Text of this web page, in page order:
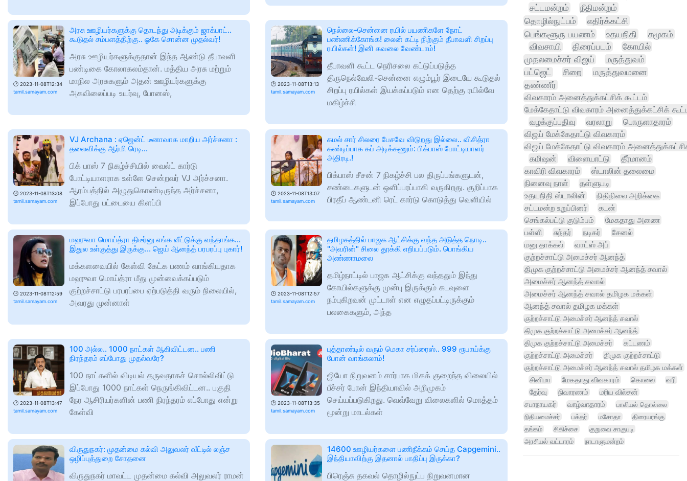
🕑 2023-11-08T12:34
tamil.samayam.com
அரசு ஊழியர்களுக்கு தொடந்து அடிக்கும் ஜாக்பாட்..
கூடுதல் சம்பளத்திற்கு.. ஓகே சொன்ன முதல்வர்!
அரசு ஊழியர்களுக்குதான் இந்த ஆண்டு தீபாவளி
பண்டிகை கோலாகலம்தான். மத்திய அரசு மற்றும்
மாநில அரசுகளும் அதன் ஊழியர்களுக்கு
அகவிலைப்படி உயர்வு, போனஸ்,
🕑 2023-11-08T13:13
tamil.samayam.com
நெல்லை-சென்னை ரயில் பயணிகளே நோட்
பண்ணிக்கோங்க! லைன் கட்டி நிற்கும் தீபாவளி சிறப்பு
ரயில்கள்! இனி கவலை வேண்டாம்!
தீபாவளி கூட்ட நெரிசலை கட்டுப்படுத்த
திருநெல்வேலி-சென்னை எழும்பூர் இடையே கூடுதல்
சிறப்பு ரயில்கள் இயக்கப்படும் என தெற்கு ரயில்வே
மகிழ்ச்சி
🕑 2023-11-08T13:08
tamil.samayam.com
VJ Archana : ஏஜென்ட் டீனாவாக மாறிய அர்ச்சனா :
தலைவிக்கு ஆர்மி ரெடி...
பிக் பாஸ் 7 நிகழ்ச்சியில் வைல்ட் கார்டு
போட்டியாளராக உள்ளே சென்றவர் VJ அர்ச்சனா.
ஆரம்பத்தில் அழுதுகொண்டிருந்த அர்ச்சனா,
இப்போது பட்டையை கிளப்பி
🕑 2023-11-08T13:07
tamil.samayam.com
கமல் சார் சிலரை பேசவே விடுறது இல்லை.. விசித்ரா
கண்டிப்பாக கப் அடிக்கணும்: பிக்பாஸ் போட்டியாளர்
அதிரடி.!
பிக்பாஸ் சீசன் 7 நிகழ்ச்சி பல திருப்பங்களுடன்,
சண்டைகளுடன் ஒளிப்பரப்பாகி வருகிறது. குறிப்பாக
பிரதீப் ஆண்டனி ரெட் கார்டு கொடுத்து வெளியில்
🕑 2023-11-08T12:59
tamil.samayam.com
மஹுவா மொய்த்ரா திடீர்னு எங்க வீட்டுக்கு வந்தாங்க...
இதுல உள்குத்து இருக்கு... ஜெய் ஆனந்த் பரபரப்பு புகார்!
மக்களவையில் கேள்வி கேட்க பணம் வாங்கியதாக
மஹுவா மொய்த்ரா மீது முன்வைக்கப்படும்
குற்றச்சாட்டு பரபரப்பை ஏற்படுத்தி வரும் நிலையில்,
அவரது முன்னாள்
🕑 2023-11-08T12:57
tamil.samayam.com
தமிழகத்தில் பாஜக ஆட்சிக்கு வந்த அடுத்த நொடி..
"அவரின்" சிலை தூக்கி எறியப்படும். பொங்கிய
அண்ணாமலை
தமிழ்நாட்டில் பாஜக ஆட்சிக்கு வந்ததும் இந்து
கோயில்களுக்கு முன்பு இருக்கும் கடவுளை
நம்புகிறவன் முட்டாள் என எழுதப்பட்டிருக்கும்
பலகைகளும், அந்த
🕑 2023-11-08T13:47
tamil.samayam.com
100 அல்ல.. 1000 நாட்கள் ஆகிவிட்டன.. பணி
நிரந்தரம் எப்போது முதல்வரே?
100 நாட்களில் விடியல் தருவதாகச் சொல்லிவிட்டு
இப்போது 1000 நாட்கள் நெருங்கிவிட்டன.. பகுதி
நேர ஆசிரியர்களின் பணி நிரந்தரம் எப்போது என்று
கேள்வி
🕑 2023-11-08T13:35
tamil.samayam.com
புத்தாண்டில் வரும் மெகா சர்ப்ரைஸ்.. 999 ரூபாய்க்கு
போன் வாங்கலாம்!
ஜியோ நிறுவனம் சார்பாக மிகக் குறைந்த விலையில்
பீச்சர் போன் இந்தியாவில் அறிமுகம்
செய்யப்படுகிறது. வெவ்வேறு விலைகளில் மொத்தம்
மூன்று மாடல்கள்
விருதுநகர்: முதன்மை கல்வி அலுவலர் வீட்டில் லஞ்ச
ஒழிப்புத்துறை சோதனை
விருதுநகர் மாவட்ட முதன்மை கல்வி அலுவலர் ராமன்
14600 ஊழியர்களை பணிநீக்கம் செய்த Capgemini..
இந்தியாவிற்கு இதனால் பாதிப்பு இருக்கா?
பிரெஞ்சு தகவல் தொழில்நுட்ப நிறுவனமான
சட்டமன்றம்
நீதிமன்றம்
தொழில்நுட்பம்
எதிர்க்கட்சி
பெங்களூரு பயணம்
உதயநிதி சமூகம்
விவசாயி திரைப்படம்
கோயில்
முதலமைச்சர் விஜய்
மருத்துவம்
பட்ஜெட்
சிறை
மருத்துவமனை
தண்ணீர்
விவகாரம் அனைத்துக்கட்சிக் கூட்டம்
மேக்கேதாட்டு விவகாரம் அனைத்துக்கட்சிக்
வழக்குப்பதிவு
வரலாறு
பொருளாதாரம்
விஜய் மேக்கேதாட்டு விவகாரம்
விஜய் மேக்கேதாட்டு விவகாரம்
கமிஷன்
விளையாட்டு
தீர்மானம்
காவிரி விவகாரம்
ஸ்டாலின் தலைமை
நினைவு நாள்
தள்ளுபடி
உதயநிதி ஸ்டாலின்
நிதிநிலை அறிக்கை
சட்டமன்ற உறுப்பினர்
கடன்
செங்கல்பட்டு குடும்பம்
மேகதாது அணை
பள்ளி
சுந்தர் நடிகர் சேனல்
மனு தாக்கல்
வாட்ஸ் அப்
குற்றச்சாட்டு அமைச்சர் ஆனந்த்
திமுக குற்றச்சாட்டு அமைச்சர் ஆனந்த் சவால்
அமைச்சர் ஆனந்த் சவால்
அமைச்சர் ஆனந்த் சவால் தமிழக மக்கள்
ஆனந்த் சவால் தமிழக மக்கள்
குற்றச்சாட்டு அமைச்சர் ஆனந்த் சவால்
திமுக குற்றச்சாட்டு அமைச்சர் ஆனந்த்
திமுக குற்றச்சாட்டு அமைச்சர்
கட்டணம்
குற்றச்சாட்டு அமைச்சர்
திமுக குற்றச்சாட்டு
குற்றச்சாட்டு அமைச்சர் ஆனந்த் சவால் தமிழக மக்கள்
சினிமா
மேகதாது விவகாரம் கொலை
வரி
தேர்வு
நிவாரணம்
மரிய வில்சன்
சபாநாயகர்
வாழ்வாதாரம்
பாலியல் தொல்லை
நிதியமைச்சர்
பக்தர் மசோதா
திரையரங்கு
தங்கம்
சிகிச்சை
குறுவை சாகுபடி
அரசியல் வட்டாரம்
நாடாளுமன்றம்